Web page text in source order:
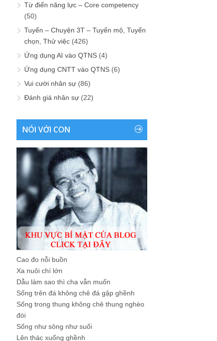
Từ điển năng lực – Core competency
(50)
Tuyển – Chuyện 3T – Tuyển mộ, Tuyển
chọn, Thử việc (426)
Ứng dụng AI vào QTNS (4)
Ứng dụng CNTT vào QTNS (6)
Vui cười nhân sự (86)
Đánh giá nhân sự (22)
NÓI VỚI CON
Cao đo nỗi buồn
Xa nuôi chí lớn
Dẫu làm sao thì cha vẫn muốn
Sống trên đá không chê đá gập ghềnh
Sống trong thung không chê thung nghèo
đói
Sống như sông như suối
Lên thác xuống ghềnh